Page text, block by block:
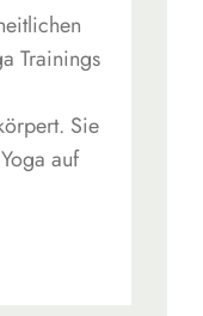
Trainings
Sie
auf